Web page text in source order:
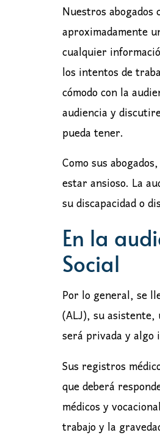
Nuestros
aproximadamente
cualquier
los intentos de
cómodo con la
audiencia y
pueda tener.
Como sus
estar ansioso. La
su discapacidad o
En la
Social
Por lo general, se
(ALJ), su asistente,
será privada y algo
Sus registros
que deberá
médicos y
trabajo y la